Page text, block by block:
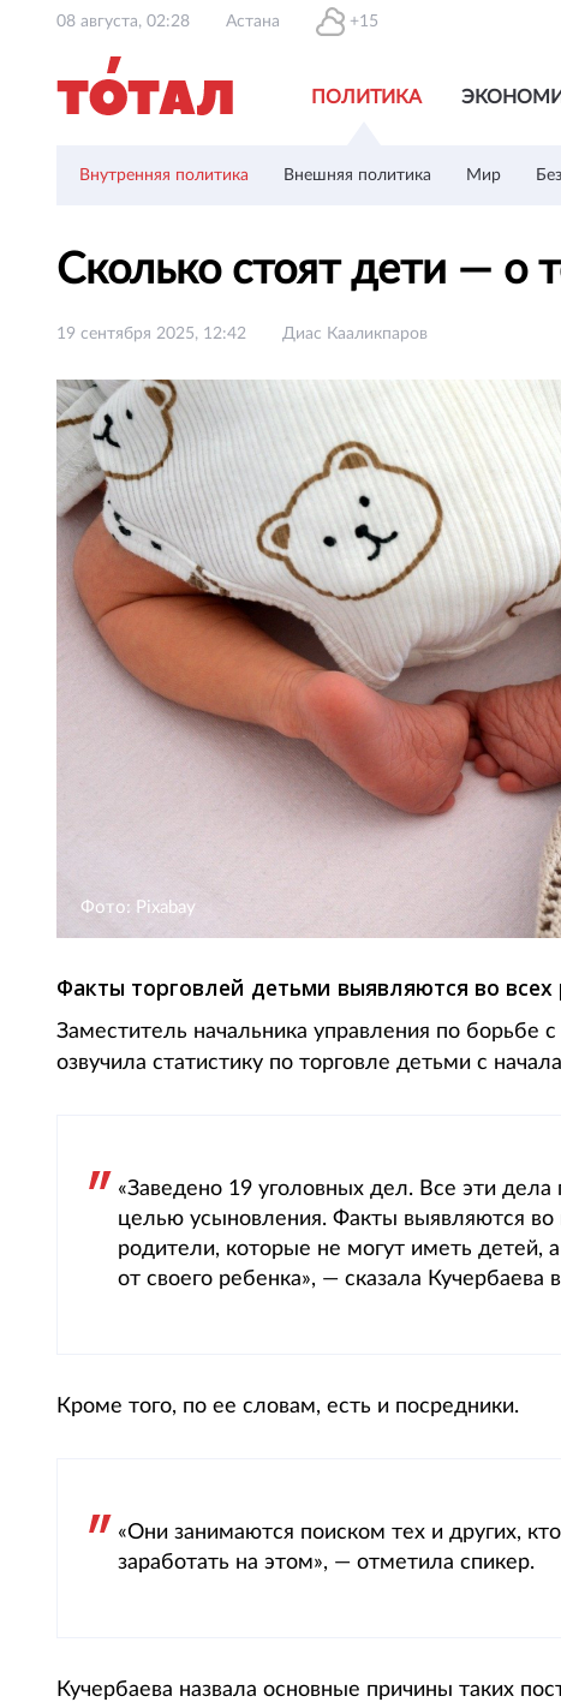
08 августа, 02:28 Астана +15
ПОЛИТИКА
Внутренняя политика Внешняя политика Мир
Сколько стоят дети — о
19 сентября 2025, 12:42 Диас Кааликпаров
Фото: Pixabay
Факты торговлей детьми выявляются во всех
Заместитель начальника управления по
озвучила статистику по торговле детьми с
«Заведено 19 уголовных дел. Все эти
целью усыновления. Факты выявляются во
родители, которые не могут иметь детей,
от своего ребенка», — сказала Кучербаева
Кроме того, по ее словам, есть и посредники.
«Они занимаются поиском тех и других,
заработать на этом», — отметила спикер.
Кучербаева назвала основные причины таких